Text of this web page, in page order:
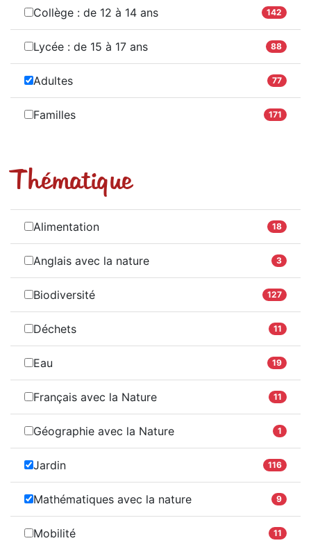
Collège : de 12 à 14 ans 142
Lycée : de 15 à 17 ans 88
Adultes 77
Familles 171
Thématique
Alimentation 18
Anglais avec la nature 3
Biodiversité 127
Déchets 11
Eau 19
Français avec la Nature 11
Géographie avec la Nature 1
Jardin 116
Mathématiques avec la nature 9
Mobilité 11